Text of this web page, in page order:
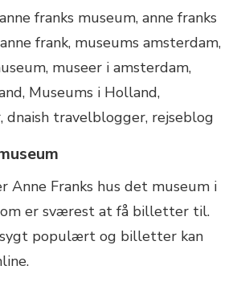
Anne Franks hus det museum i
er sværest at få billetter til.
populært og billetter kan